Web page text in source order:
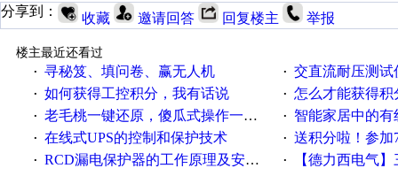
分享到： 收藏 邀请回答 回复楼主 举报
楼主最近还看过
· 寻秘笈、填问卷、赢无人机 · 交直流耐压测
· 如何获得工控积分，我有话说 · 怎么才能获得积
· 老毛桃一键还原，傻瓜式操作一键轻松备份还原；程序为向导式安装，一键即可实现自动备份或还原系统。 · 智能家居中的有
· 在线式UPS的控制和保护技术 · 送积分啦！参加7月6日
· RCD漏电保护器的工作原理及安装要点 · 【德力西电气】三